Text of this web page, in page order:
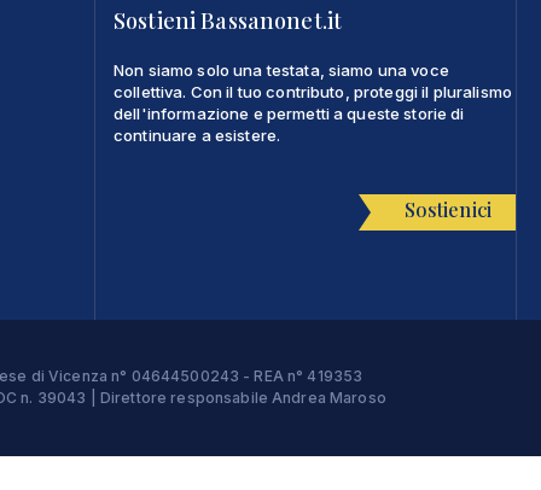
Sostieni Bassanonet.it
Non siamo solo una testata, siamo una voce
collettiva. Con il tuo contributo, proteggi il pluralismo
dell'informazione e permetti a queste storie di
continuare a esistere.
Sostienici
di Vicenza n° 04644500243 - REA n° 419353
n. 39043 | Direttore responsabile Andrea Maroso